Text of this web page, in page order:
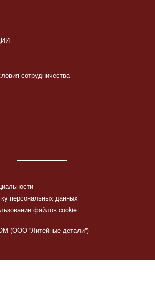
сотрудничества
персональных данных
файлов cookie
(ООО "Литейные детали")